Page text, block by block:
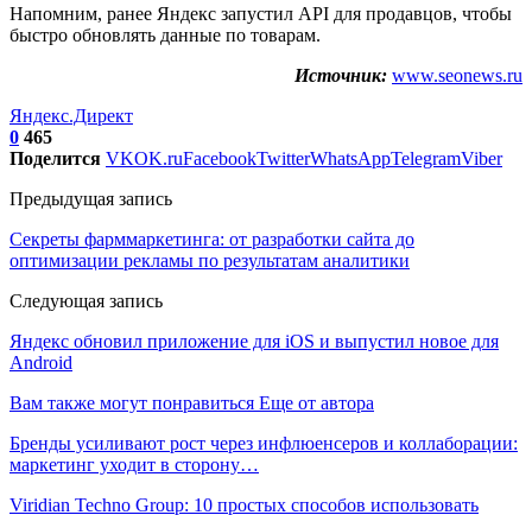
Напомним, ранее Яндекс запустил API для продавцов, чтобы
быстро обновлять данные по товарам.
Источник: www.seonews.ru
Яндекс.Директ
0 465
Поделится VKOK.ruFacebookTwitterWhatsAppTelegramViber
Предыдущая запись
Секреты фарммаркетинга: от разработки сайта до
оптимизации рекламы по результатам аналитики
Следующая запись
Яндекс обновил приложение для iOS и выпустил новое для
Android
Вам также могут понравиться Еще от автора
Бренды усиливают рост через инфлюенсеров и коллаборации:
маркетинг уходит в сторону…
Viridian Techno Group: 10 простых способов использовать